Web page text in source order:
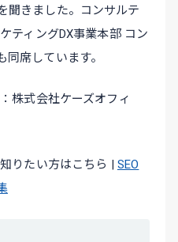
聞きました。コンサルテ
ティングDX事業本部 コン
席しています。
株式会社ケーズオフィ
りたい方はこちら | SEO